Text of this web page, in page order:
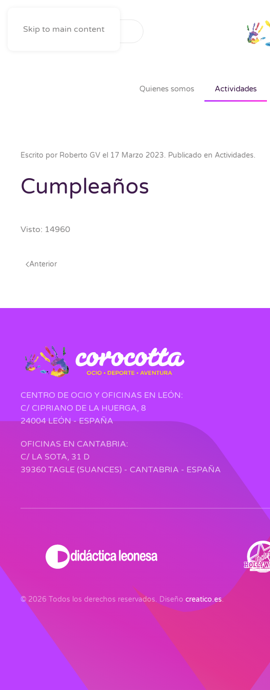
Skip to main content
Quienes somos Actividades
Escrito por Roberto GV el 17 Marzo 2023. Publicado en Actividades.
Cumpleaños
Visto: 14960
Anterior
CENTRO DE OCIO Y OFICINAS EN LEÓN:
C/ CIPRIANO DE LA HUERGA, 8
24004 LEÓN - ESPAÑA
OFICINAS EN CANTABRIA:
C/ LA SOTA, 31 D
39360 TAGLE (SUANCES) - CANTABRIA - ESPAÑA
© 2026 Todos los derechos reservados. Diseño creatico.es.